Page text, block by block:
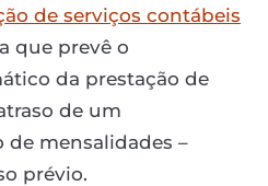
de serviços contábeis
que prevê o
da prestação de
de um
mensalidades –
prévio.